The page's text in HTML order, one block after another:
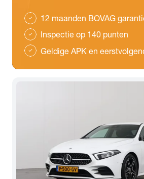
check 12 maanden BOVAG
check Inspectie op 140 punten
check Geldige APK en